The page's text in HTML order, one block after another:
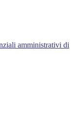
amministrativi di